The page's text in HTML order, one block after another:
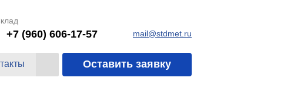
+7 (960) 606-17-57 mail@stdmet.ru
Оставить заявку